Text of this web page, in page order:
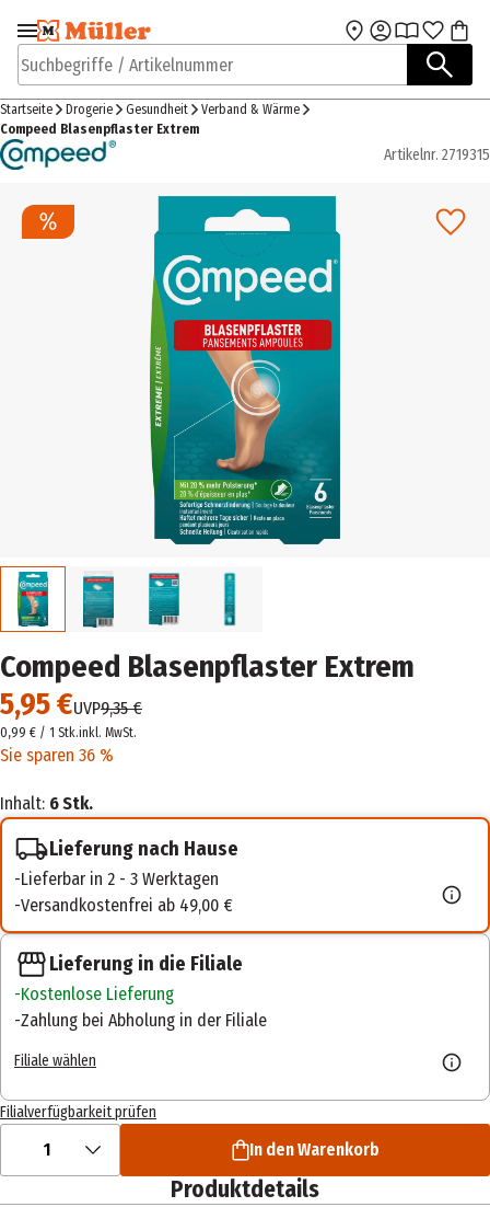
Zur Navigation
springen
Zum Hauptinhalt
Suchbegriffe / Artikelnummer
Startseite Drogerie Gesundheit
Verband & Wärme
Compeed Blasenpflaster Extrem
Artikelnr. 2719315
Compeed Blasenpflaster Extrem
5,95 €UVP9,35 €
0,99 € / 1 Stk.inkl. MwSt.
Sie sparen 36 %
Inhalt: 6 Stk.
Lieferung nach Hause
Lieferbar in 2 - 3 Werktagen
Versandkostenfrei ab 49,00 €
Lieferung in die Filiale
Kostenlose Lieferung
Zahlung bei Abholung in der Filiale
Filiale wählen
Filialverfügbarkeit prüfen
1 In den Warenkorb
Produktdetails